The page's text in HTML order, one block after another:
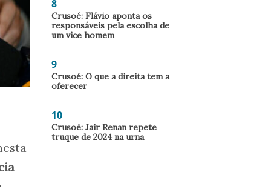
8
Crusoé: Flávio aponta os
responsáveis pela escolha de
um vice homem
9
Crusoé: O que a direita tem a
oferecer
10
Crusoé: Jair Renan repete
truque de 2024 na urna